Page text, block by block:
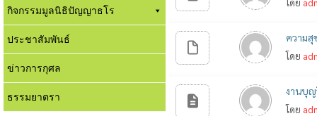
กิจกรรมมูลนิธิปัญญาธโร
ประชาสัมพันธ์
ข่าวการกุศล
ธรรมยาตรา
โดย
ความสุ
โดย
งานบุญ
โดย